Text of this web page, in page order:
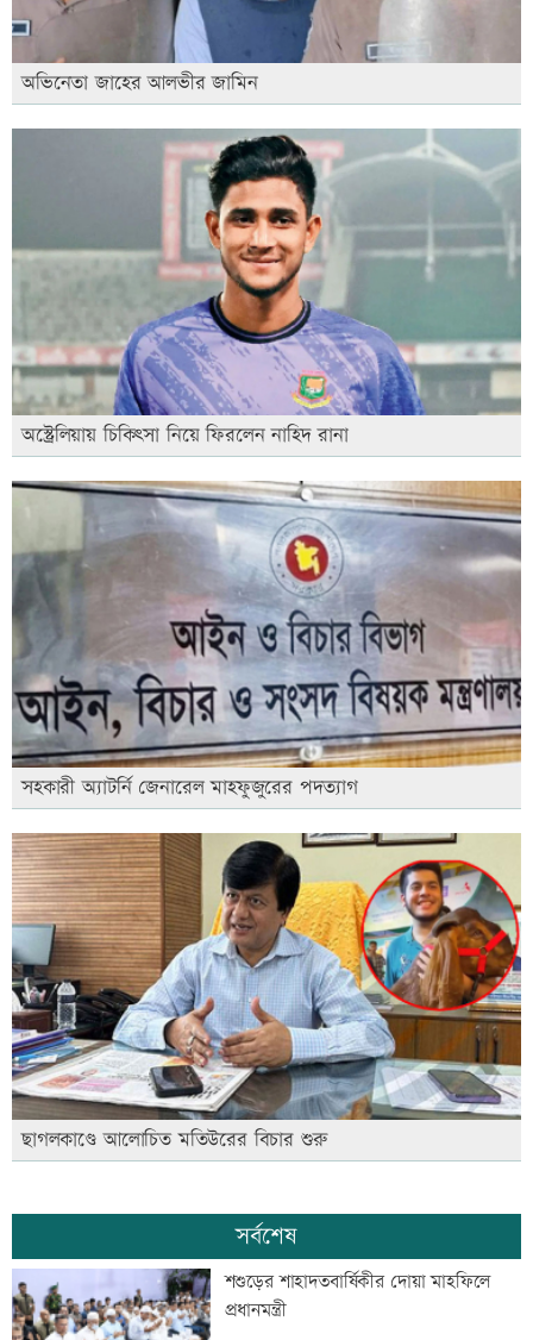
অভিনেতা জাহের আলভীর জামিন
অস্ট্রেলিয়ায় চিকিৎসা নিয়ে ফিরলেন নাহিদ রানা
সহকারী অ্যাটর্নি জেনারেল মাহফুজুরের পদত্যাগ
ছাগলকাণ্ডে আলোচিত মতিউরের বিচার শুরু
সর্বশেষ
শশুড়ের শাহাদতবার্ষিকীর দোয়া মাহফিলে
প্রধানমন্ত্রী